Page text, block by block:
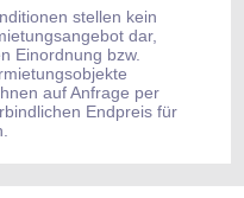
stellen kein
dar,
Einordnung bzw.
auf Anfrage per
Endpreis für